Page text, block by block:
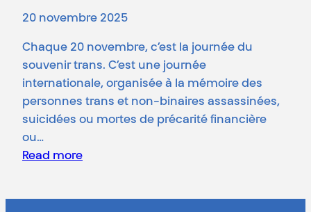
20 novembre 2025
Chaque 20 novembre, c’est la journée du
souvenir trans. C’est une journée
internationale, organisée à la mémoire des
personnes trans et non-binaires assassinées,
suicidées ou mortes de précarité financière
ou…
Read more